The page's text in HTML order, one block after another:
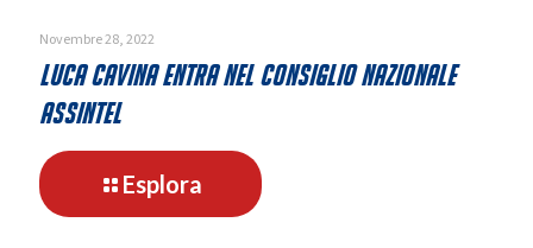
Mavigex
s.r.l.
Novembre 28, 2022
Luca Cavina entra nel consiglio nazionale
Assintel
Esplora
Luca